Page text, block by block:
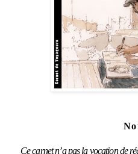
Ce carnet n’a pas la vocation de